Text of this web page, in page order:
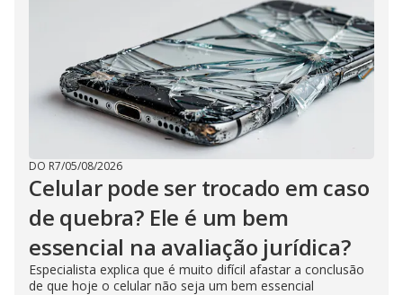
DO R7/05/08/2026
Celular pode ser trocado em caso
de quebra? Ele é um bem
essencial na avaliação jurídica?
Especialista explica que é muito difícil afastar a conclusão
de que hoje o celular não seja um bem essencial